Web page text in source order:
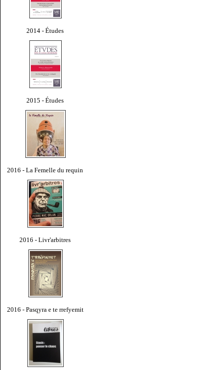
2014 - Études
2015 - Études
2016 - La Femelle du requin
2016 - Livr'arbitres
2016 - Pasqyra e te rrefyemit